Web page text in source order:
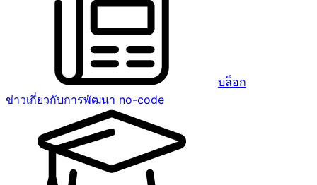
บล็อก
ข่าวเกี่ยวกับการพัฒนา no-code